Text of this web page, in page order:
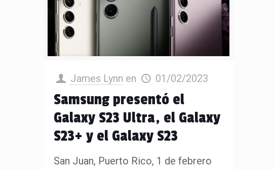
James Lynn en 01/02/2023
Samsung presentó el
Galaxy S23 Ultra, el Galaxy
S23+ y el Galaxy S23
San Juan, Puerto Rico, 1 de febrero